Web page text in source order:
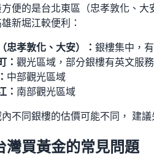
便的是台北東區（忠孝敦化、
新堀江較便利：
忠孝敦化、大安）： 銀樓集中，
： 觀光區域，部分銀樓有英文服務
中部觀光區域
： 南部觀光區域
不同銀樓的估價可能不同， 建
灣買黃金的常見問題